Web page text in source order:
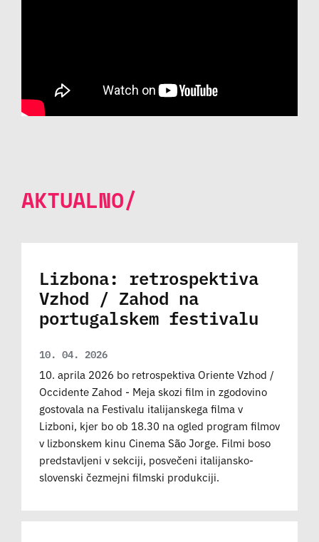
AKTUALNO/
Lizbona: retrospektiva
Vzhod / Zahod na
portugalskem festivalu
10. 04. 2026
10. aprila 2026 bo retrospektiva Oriente Vzhod /
Occidente Zahod - Meja skozi film in zgodovino
gostovala na Festivalu italijanskega filma v
Lizboni, kjer bo ob 18.30 na ogled program filmov
v lizbonskem kinu Cinema São Jorge. Filmi boso
predstavljeni v sekciji, posvečeni italijansko-
slovenski čezmejni filmski produkciji.